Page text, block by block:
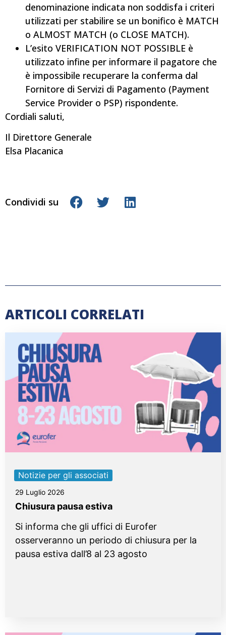
denominazione indicata non soddisfa i criteri
utilizzati per stabilire se un bonifico è MATCH
o ALMOST MATCH (o CLOSE MATCH).
L’esito VERIFICATION NOT POSSIBLE è
utilizzato infine per informare il pagatore che
è impossibile recuperare la conferma dal
Fornitore di Servizi di Pagamento (Payment
Service Provider o PSP) rispondente.
Cordiali saluti,
Il Direttore Generale
Elsa Placanica
Condividi su
ARTICOLI CORRELATI
Notizie per gli associati
29 Luglio 2026
Chiusura pausa estiva
Si informa che gli uffici di Eurofer
osserveranno un periodo di chiusura per la
pausa estiva dall’8 al 23 agosto